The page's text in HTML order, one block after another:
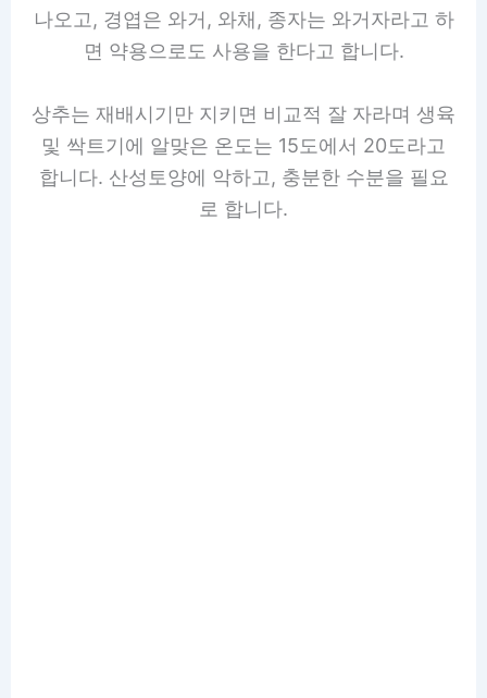
나오고, 경엽은 와거, 와채, 종자는 와거자라고 하
면 약용으로도 사용을 한다고 합니다.
상추는 재배시기만 지키면 비교적 잘 자라며 생육
및 싹트기에 알맞은 온도는 15도에서 20도라고
합니다. 산성토양에 악하고, 충분한 수분을 필요
로 합니다.